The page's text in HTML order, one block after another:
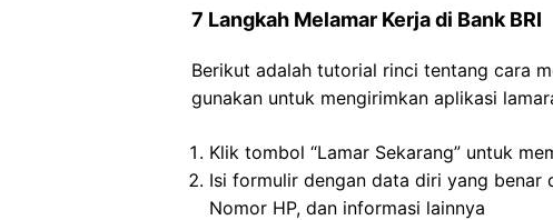
7 Langkah Melamar Kerja di Bank BRI
Berikut adalah tutorial rinci tentang cara
gunakan untuk mengirimkan aplikasi
Klik tombol “Lamar Sekarang” untuk
Isi formulir dengan data diri yang benar
Nomor HP, dan informasi lainnya